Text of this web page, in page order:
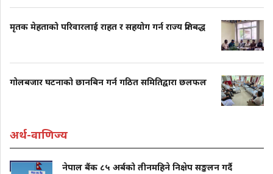
मृतक मेहताको परिवारलाई राहत र सहयोग गर्न राज्य प्रतिबद्ध
गोलबजार घटनाको छानबिन गर्न गठित समितिद्वारा छलफल
अर्थ-वाणिज्य
नेपाल बैंक ८५ अर्बको तीनमहिने निक्षेप सङ्कलन गर्दै